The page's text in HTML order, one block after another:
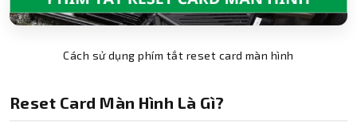
Cách sử dụng phím tắt reset card màn hình
Reset Card Màn Hình Là Gì?